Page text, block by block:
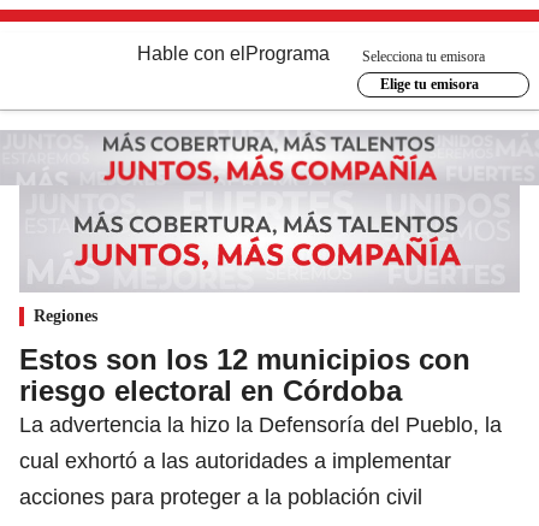
Hable con el Programa
Selecciona tu emisora
Elige tu emisora
Regiones
Estos son los 12 municipios con
riesgo electoral en Córdoba
La advertencia la hizo la Defensoría del Pueblo, la
cual exhortó a las autoridades a implementar
acciones para proteger a la población civil